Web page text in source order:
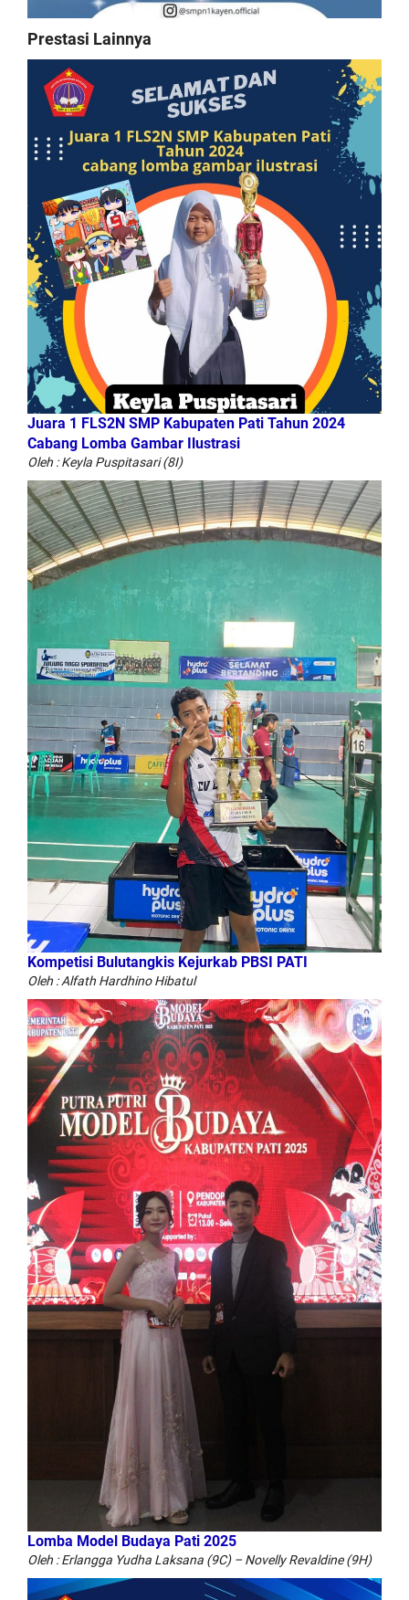
Prestasi Lainnya
Juara 1 FLS2N SMP Kabupaten Pati Tahun 2024
Cabang Lomba Gambar Ilustrasi
Oleh : Keyla Puspitasari (8I)
Kompetisi Bulutangkis Kejurkab PBSI PATI
Oleh : Alfath Hardhino Hibatul
Lomba Model Budaya Pati 2025
Oleh : Erlangga Yudha Laksana (9C) – Novelly Revaldine (9H)